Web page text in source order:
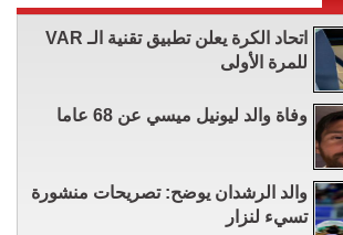
اتحاد الكرة يعلن تطبيق تقنية الـ VAR
للمرة الأولى
وفاة والد ليونيل ميسي عن 68 عاما
والد الرشدان يوضح: تصريحات منشورة
تسيء لنزار